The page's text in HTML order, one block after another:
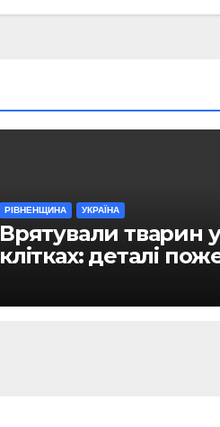
РІВНЕНЩИНА УКРАЇНА
Врятували тварин у
клітках: деталі